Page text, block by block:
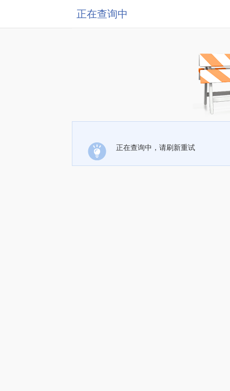
正在查询中
正在查询中，请刷新重试